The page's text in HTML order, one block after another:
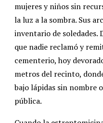
mujeres y niños sin
la luz a la sombra. Sus
inventario de soledades.
que nadie reclamó y
cementerio, hoy
metros del recinto,
bajo lápidas sin nombre
pública.